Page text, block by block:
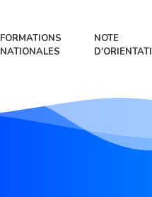
FORMATIONS
NATIONALES
NOTE